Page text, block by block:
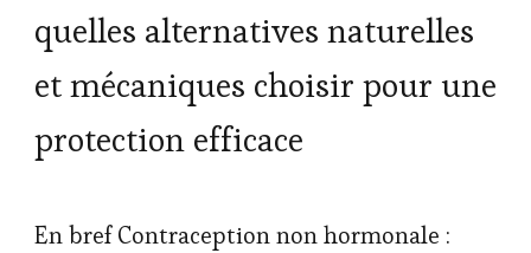
quelles alternatives naturelles
et mécaniques choisir pour une
protection efficace
En bref Contraception non hormonale :